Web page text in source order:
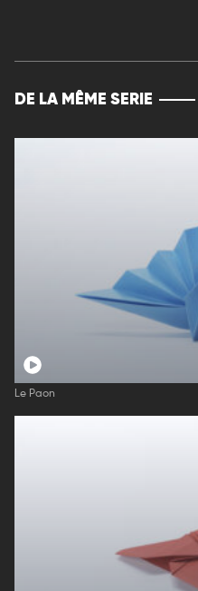
DE LA MÊME SERIE
Le Paon